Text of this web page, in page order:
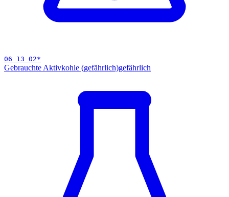
06 13 02*
Gebrauchte Aktivkohle (gefährlich)gefährlich